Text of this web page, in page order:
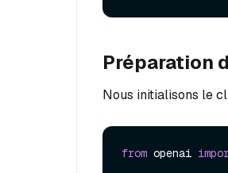
Préparation
Nous initialisons le
from openai